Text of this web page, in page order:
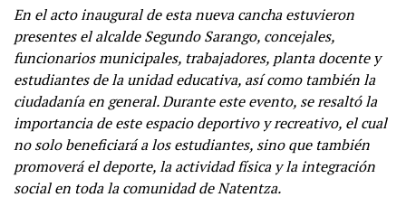
En el acto inaugural de esta nueva cancha estuvieron
presentes el alcalde Segundo Sarango, concejales,
funcionarios municipales, trabajadores, planta docente y
estudiantes de la unidad educativa, así como también la
ciudadanía en general. Durante este evento, se resaltó la
importancia de este espacio deportivo y recreativo, el cual
no solo beneficiará a los estudiantes, sino que también
promoverá el deporte, la actividad física y la integración
social en toda la comunidad de Natentza.